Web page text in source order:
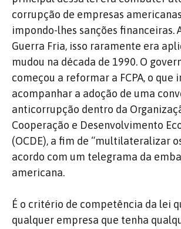
corrupção de empresas
impondo-lhes sanções financeiras.
Guerra Fria, isso raramente era
mudou na década de 1990. O
começou a reformar a FCPA, o que
acompanhar a adoção de uma
anticorrupção dentro da
Cooperação e Desenvolvimento
(OCDE), a fim de “multilateralizar
acordo com um telegrama da
americana.
É o critério de competência da lei
qualquer empresa que tenha